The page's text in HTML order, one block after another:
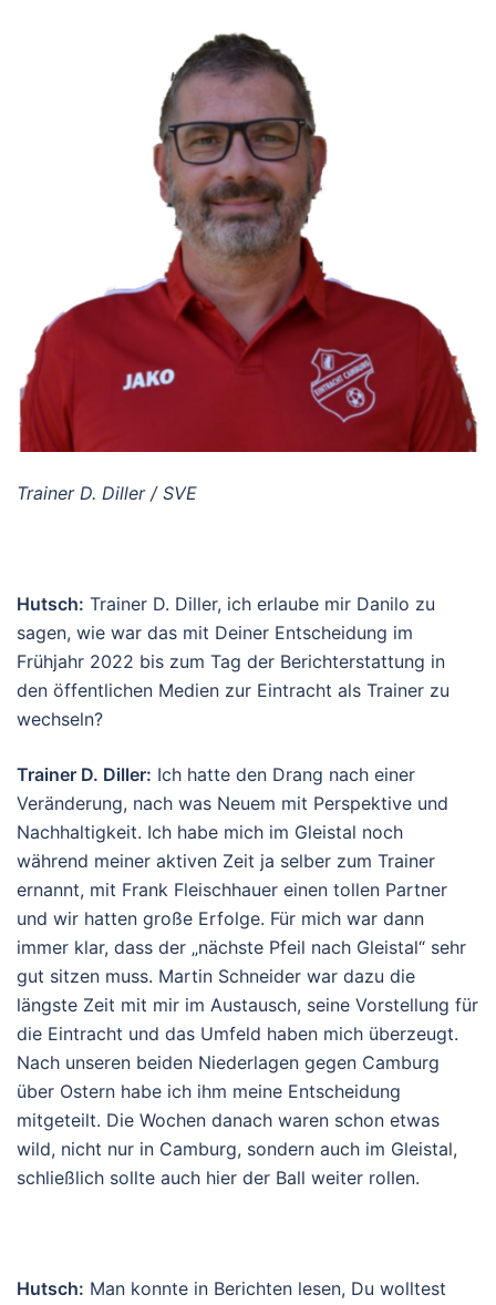
Trainer D. Diller / SVE
Hutsch: Trainer D. Diller, ich erlaube mir Danilo zu
sagen, wie war das mit Deiner Entscheidung im
Frühjahr 2022 bis zum Tag der Berichterstattung in
den öffentlichen Medien zur Eintracht als Trainer zu
wechseln?
Trainer D. Diller: Ich hatte den Drang nach einer
Veränderung, nach was Neuem mit Perspektive und
Nachhaltigkeit. Ich habe mich im Gleistal noch
während meiner aktiven Zeit ja selber zum Trainer
ernannt, mit Frank Fleischhauer einen tollen Partner
und wir hatten große Erfolge. Für mich war dann
immer klar, dass der „nächste Pfeil nach Gleistal“ sehr
gut sitzen muss. Martin Schneider war dazu die
längste Zeit mit mir im Austausch, seine Vorstellung für
die Eintracht und das Umfeld haben mich überzeugt.
Nach unseren beiden Niederlagen gegen Camburg
über Ostern habe ich ihm meine Entscheidung
mitgeteilt. Die Wochen danach waren schon etwas
wild, nicht nur in Camburg, sondern auch im Gleistal,
schließlich sollte auch hier der Ball weiter rollen.
Hutsch: Man konnte in Berichten lesen, Du wolltest